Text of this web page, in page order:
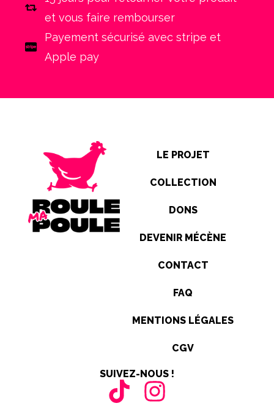
et vous faire rembourser
Payement sécurisé avec stripe et
Apple pay
LE PROJET
COLLECTION
DONS
DEVENIR MÉCÈNE
CONTACT
FAQ
MENTIONS LÉGALES
CGV
SUIVEZ-NOUS !